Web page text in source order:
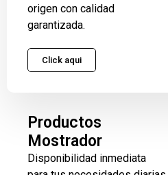
origen con calidad
garantizada.
Click aqui
Productos
Mostrador
Disponibilidad inmediata